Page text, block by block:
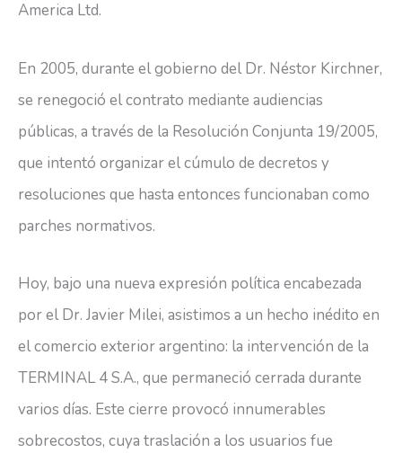
America Ltd.
En 2005, durante el gobierno del Dr. Néstor Kirchner,
se renegoció el contrato mediante audiencias
públicas, a través de la Resolución Conjunta 19/2005,
que intentó organizar el cúmulo de decretos y
resoluciones que hasta entonces funcionaban como
parches normativos.
Hoy, bajo una nueva expresión política encabezada
por el Dr. Javier Milei, asistimos a un hecho inédito en
el comercio exterior argentino: la intervención de la
TERMINAL 4 S.A., que permaneció cerrada durante
varios días. Este cierre provocó innumerables
sobrecostos, cuya traslación a los usuarios fue